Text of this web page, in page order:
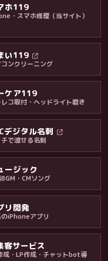
ホ119
・スマホ修理（当サイト）
い119
コンクリーニング
ケア119
レコ取付・ヘッドライト磨き
デジタル名刺
で渡せる名刺
ージック
・CMソング
リ開発
iPhoneアプリ
客サービス
成・LP作成・チャットbot導